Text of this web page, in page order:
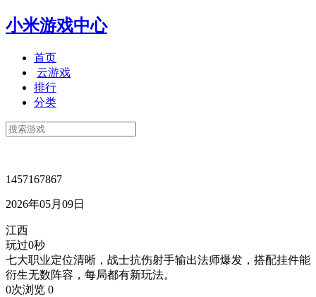
小米游戏中心
首页
云游戏
排行
分类
1457167867
2026年05月09日
江西
玩过0秒
七大职业定位清晰，战士抗伤射手输出法师爆发，搭配挂件能
衍生无数阵容，每局都有新玩法。
0次浏览 0